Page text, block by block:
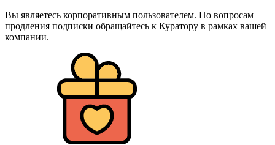
Вы являетесь корпоративным пользователем. По вопросам
продления подписки обращайтесь к Куратору в рамках вашей
компании.